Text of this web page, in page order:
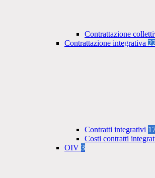
Contrattazione
Contrattazione integrativa 22
Contratti integrativi
Costi contratti
OIV 3